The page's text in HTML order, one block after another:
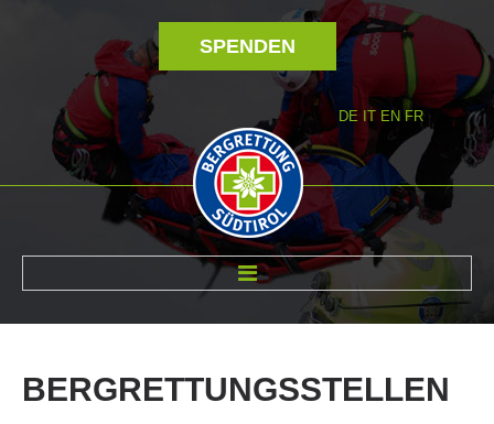
SPENDEN
DE IT EN FR
BERGRETTUNGSSTELLEN